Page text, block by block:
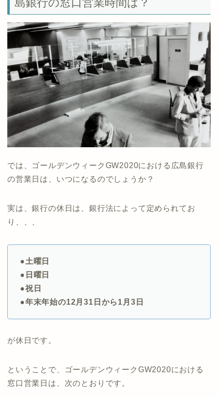
では、ゴールデンウィークGW2020における広島銀行
の営業日は、いつになるのでしょうか？
実は、銀行の休日は、銀行法によって定められてお
り、、、
●土曜日
●日曜日
●祝日
●年末年始の12月31日から1月3日
が休日です。
ということで、ゴールデンウィークGW2020における
窓口営業日は、次のとおりです。